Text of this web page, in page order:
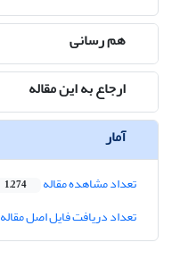
هم رسانی
ارجاع به این مقاله
آمار
تعداد مشاهده مقاله 1,274
تعداد دریافت فایل اصل مقاله